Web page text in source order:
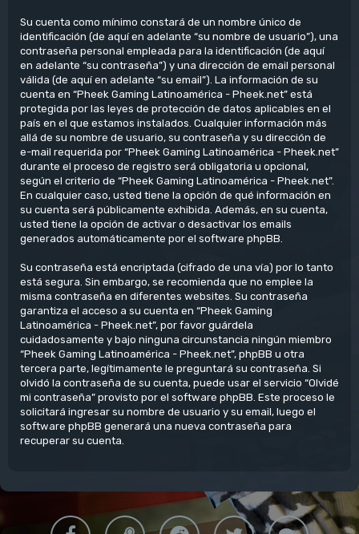
Su cuenta como mínimo constará de un nombre único de
identificación (de aquí en adelante “su nombre de usuario”), una
contraseña personal empleada para la identificación (de aquí
en adelante “su contraseña”) y una dirección de email personal
válida (de aquí en adelante “su email”). La información de su
cuenta en “Pheek Gaming Latinoamérica - Pheek.net” está
protegida por las leyes de protección de datos aplicables en el
país en el que estamos instalados. Cualquier información más
allá de su nombre de usuario, su contraseña y su dirección de
e-mail requerida por “Pheek Gaming Latinoamérica - Pheek.net”
durante el proceso de registro será obligatoria u opcional,
según el criterio de “Pheek Gaming Latinoamérica - Pheek.net”.
En cualquier caso, usted tiene la opción de qué información en
su cuenta será públicamente exhibida. Además, en su cuenta,
usted tiene la opción de activar o desactivar los emails
generados automáticamente por el software phpBB.
Su contraseña está encriptada (cifrado de una vía) por lo tanto
está segura. Sin embargo, se recomienda que no emplee la
misma contraseña en diferentes websites. Su contraseña
garantiza el acceso a su cuenta en “Pheek Gaming
Latinoamérica - Pheek.net”, por favor guárdela
cuidadosamente y bajo ninguna circunstancia ningún miembro
“Pheek Gaming Latinoamérica - Pheek.net”, phpBB u otra
tercera parte, legítimamente le preguntará su contraseña. Si
olvidó la contraseña de su cuenta, puede usar el servicio “Olvidé
mi contraseña” provisto por el software phpBB. Este proceso le
solicitará ingresar su nombre de usuario y su email, luego el
software phpBB generará una nueva contraseña para
recuperar su cuenta.